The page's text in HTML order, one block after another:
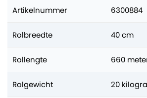
Artikelnummer 6300884
Rolbreedte 40 cm
Rollengte 660
Rolgewicht 20